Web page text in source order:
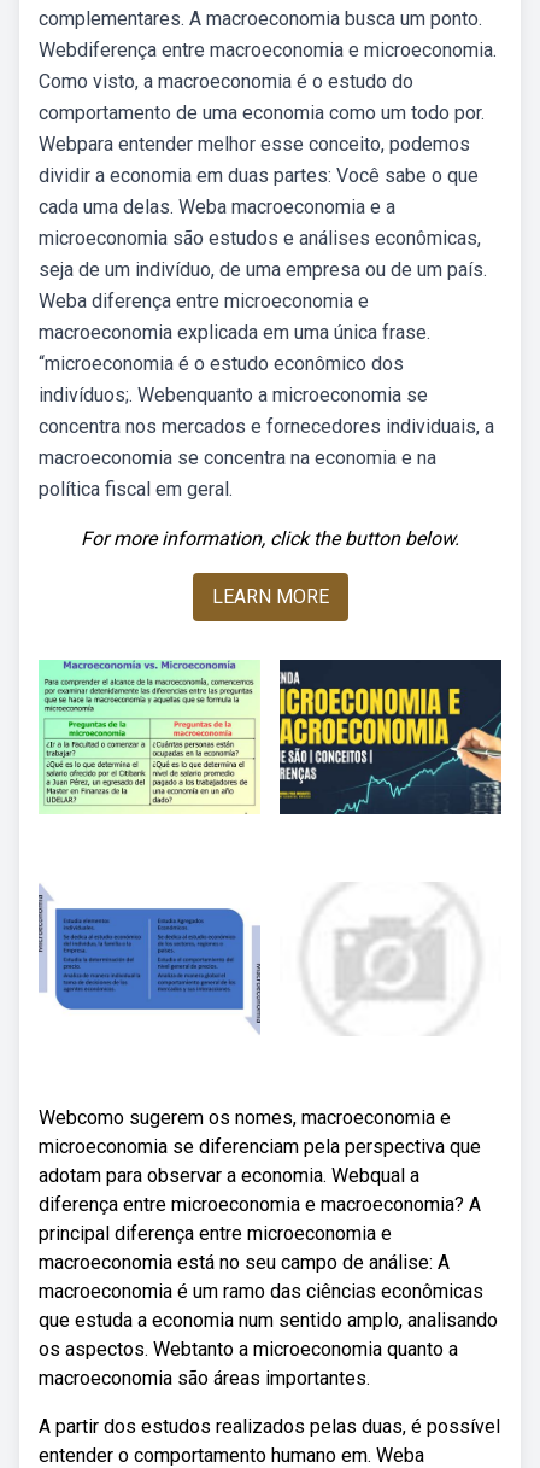
complementares. A macroeconomia busca um ponto.
Webdiferença entre macroeconomia e microeconomia.
Como visto, a macroeconomia é o estudo do
comportamento de uma economia como um todo por.
Webpara entender melhor esse conceito, podemos
dividir a economia em duas partes: Você sabe o que
cada uma delas. Weba macroeconomia e a
microeconomia são estudos e análises econômicas,
seja de um indivíduo, de uma empresa ou de um país.
Weba diferença entre microeconomia e
macroeconomia explicada em uma única frase.
“microeconomia é o estudo econômico dos
indivíduos;. Webenquanto a microeconomia se
concentra nos mercados e fornecedores individuais, a
macroeconomia se concentra na economia e na
política fiscal em geral.
For more information, click the button below.
LEARN MORE
Webcomo sugerem os nomes, macroeconomia e
microeconomia se diferenciam pela perspectiva que
adotam para observar a economia. Webqual a
diferença entre microeconomia e macroeconomia? A
principal diferença entre microeconomia e
macroeconomia está no seu campo de análise: A
macroeconomia é um ramo das ciências econômicas
que estuda a economia num sentido amplo, analisando
os aspectos. Webtanto a microeconomia quanto a
macroeconomia são áreas importantes.
A partir dos estudos realizados pelas duas, é possível
entender o comportamento humano em. Weba